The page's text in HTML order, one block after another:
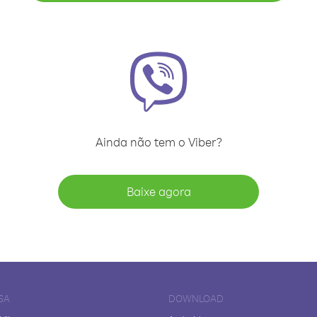
Ainda não tem o Viber?
Baixe agora
DOWNLOAD